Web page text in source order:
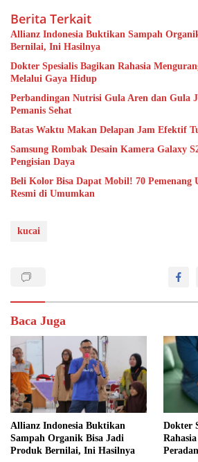
Berita Terkait
Allianz Indonesia Buktikan Sampah
Bernilai, Ini Hasilnya
Dokter Spesialis Bagikan Rahasia
Melalui Gaya Hidup
Perbandingan Nutrisi Gula Aren dan Gula
Pemanis Sehat
Batas Waktu Makan Delapan Jam Efektif
Samsung Rombak Desain Kamera Galaxy
Pengisian Daya
Beli Kolor Bisa Dapat Mobil! 70 Pemenang
Resmi di Umumkan
kucai
Baca Juga
Allianz Indonesia Buktikan
Sampah Organik Bisa Jadi
Produk Bernilai, Ini Hasilnya
Dokter